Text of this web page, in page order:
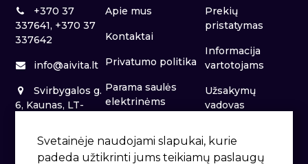
+370 37
337641, +370 37
337642
info@aivita.lt
Svirbygalos g.
6, Kaunas, LT-
Apie mus
Kontaktai
Privatumo politika
Parama saulės
elektrinėms
Prekių
pristatymas
Informacija
vartotojams
Užsakymų
vadovas
Svetainėje naudojami slapukai, kurie
padeda užtikrinti jums teikiamų paslaugų